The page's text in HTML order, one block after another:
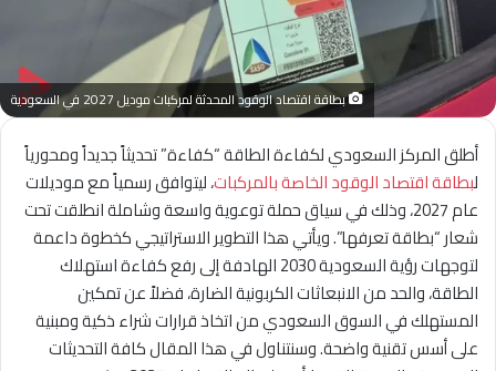
بطاقة اقتصاد الوقود المحدثة لمركبات موديل 2027 في السعودية
أطلق المركز السعودي لكفاءة الطاقة “كفاءة” تحديثاً جديداً ومحورياً
لبطاقة اقتصاد الوقود الخاصة بالمركبات، ليتوافق رسمياً مع موديلات
عام 2027، وذلك في سياق حملة توعوية واسعة وشاملة انطلقت تحت
شعار “بطاقة تعرفها”. ويأتي هذا التطوير الاستراتيجي كخطوة داعمة
لتوجهات رؤية السعودية 2030 الهادفة إلى رفع كفاءة استهلاك
الطاقة، والحد من الانبعاثات الكربونية الضارة، فضلاً عن تمكين
المستهلك في السوق السعودي من اتخاذ قرارات شراء ذكية ومبنية
على أسس تقنية واضحة. وسنتناول في هذا المقال كافة التحديثات